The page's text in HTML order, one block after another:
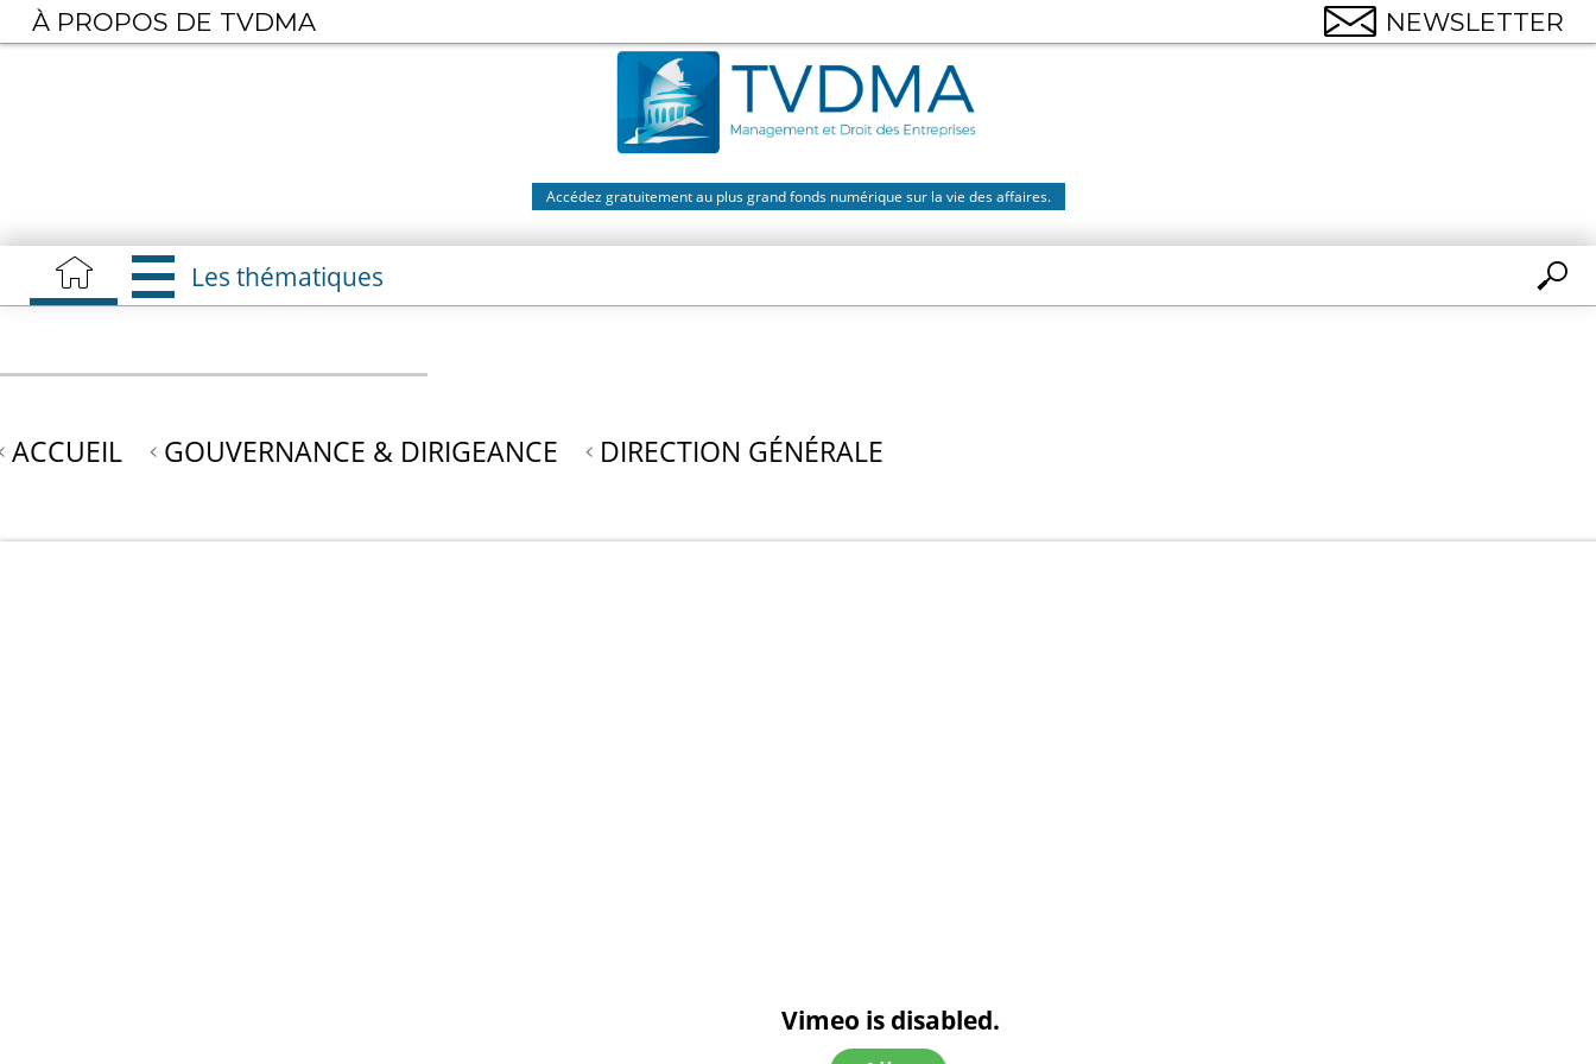
Aller
au
Accédez gratuitement au plus grand fonds numérique sur la vie des affaires.
Les thématiques
ACCUEIL GOUVERNANCE & DIRIGEANCE DIRECTION GÉNÉRALE
Vimeo is disabled.
À PROPOS DE TVDMA NEWSLETTER